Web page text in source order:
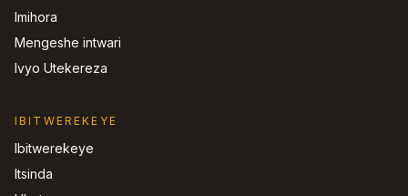
Imihora
Mengeshe intwari
Ivyo Utekereza
IBITWEREKEYE
Ibitwerekeye
Itsinda